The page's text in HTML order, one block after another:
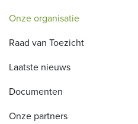
Onze organisatie
Raad van Toezicht
Laatste nieuws
Documenten
Onze partners